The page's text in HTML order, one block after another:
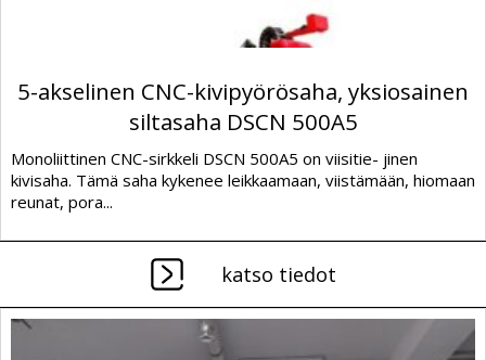
5-akselinen CNC-kivipyörösaha, yksiosainen
siltasaha DSCN 500A5
Monoliittinen CNC-sirkkeli DSCN 500A5 on viisitie- jinen
kivisaha. Tämä saha kykenee leikkaamaan, viistämään, hiomaan
reunat, pora...
katso tiedot